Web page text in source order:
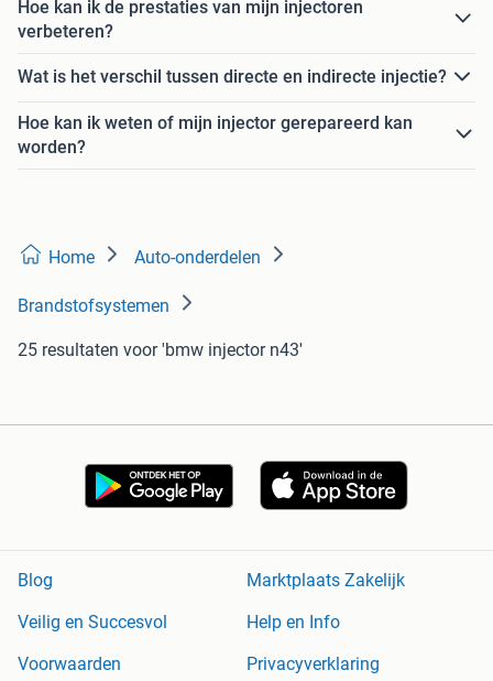
Hoe kan ik de prestaties van mijn injectoren
verbeteren?
Wat is het verschil tussen directe en indirecte injectie?
Hoe kan ik weten of mijn injector gerepareerd kan
worden?
Home Auto-onderdelen
Brandstofsystemen
25 resultaten voor 'bmw injector n43'
Blog
Marktplaats Zakelijk
Veilig en Succesvol
Help en Info
Voorwaarden
Privacyverklaring